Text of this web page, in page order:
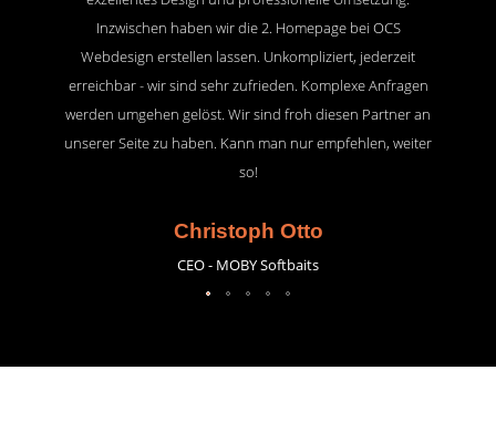
Inzwischen haben wir die 2. Homepage bei OCS
Webdesign erstellen lassen. Unkompliziert, jederzeit
erreichbar - wir sind sehr zufrieden. Komplexe Anfragen
werden umgehen gelöst. Wir sind froh diesen Partner an
unserer Seite zu haben. Kann man nur empfehlen, weiter
so!
Christoph Otto
CEO - MOBY Softbaits